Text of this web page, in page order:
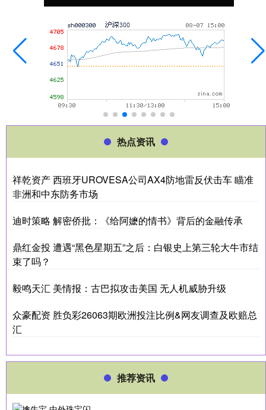
热点资讯
祥乾资产 西班牙UROVESA公司AX4防地雷反伏击车 瞄准
非洲和中东防务市场
迪时策略 解密侨批：《给阿嬷的情书》背后的金融传承
鼎红金投 遭遇“黑色星期五”之后：白银史上第三轮大牛市结
束了吗？
毅鸣天汇 美情报：古巴拟攻击美国 无人机威胁升级
众豪配资 胜负彩26063期欧洲投注比例&网友调查及欧赔总
汇
推荐资讯